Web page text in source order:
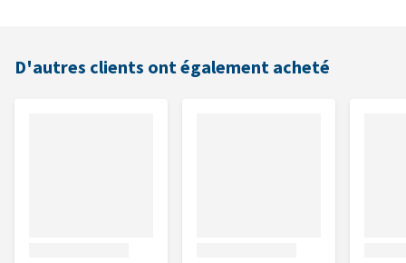
D'autres clients ont également acheté